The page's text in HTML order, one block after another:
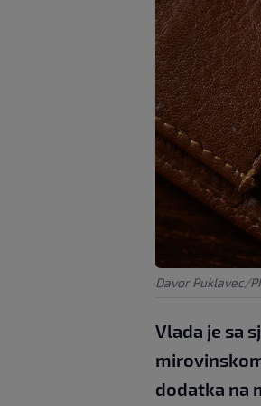
Davor Puklavec/
Vlada je sa
dodatka na